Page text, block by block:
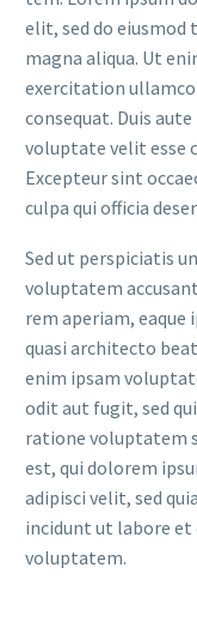
elit, sed do
magna aliqua. Ut
exercitation ullamco
consequat. Duis
voluptate velit esse
Excepteur sint
culpa qui officia
Sed ut perspiciatis
voluptatem
rem aperiam,
quasi architecto
enim ipsam
odit aut fugit, sed
ratione voluptatem
est, qui dolorem
adipisci velit, sed
incidunt ut labore et
voluptatem.